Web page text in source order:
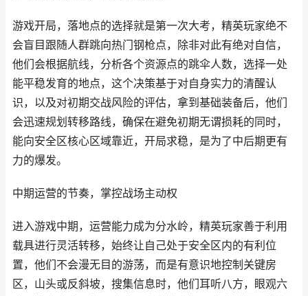
游戏开局，落地点的选择就是第一次大考，精英玩家绝不
会盲目跟随人群跳向热门钢枪点，除非对此有绝对自信，
他们会根据航线，分析各个资源点的跳伞人数，选择一处
能平稳发育的地点，这个决策基于对自身实力的清醒认
识，以及对初期交战风险的评估，拿到基础装备后，他们
会迅速规划转移路线，确保在避免初期无谓损耗的同时，
能向安全区核心区域靠近，开局求稳，是为了中后期更有
力的爆发。
中期运营的节奏，掌控战场主动权
进入游戏中期，运营能力成为分水岭，精英玩家善于利用
载具进行灵活转移，始终让自己处于安全区内的有利位
置，他们不会漫无目的游荡，而是有意识地控制关键房
区，山头或反斜坡，搜集信息时，他们耳听八方，眼观六